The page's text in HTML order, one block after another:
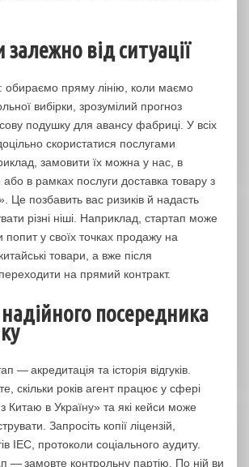
від ситуації
обираємо пряму лінію, коли маємо
вибірки, зрозумілий прогноз
подушку для авансу фабриці. У всіх
скористатися послугами
замовити їх можна у нас, в
в рамках послуги доставка товару з
Це позбавить вас ризиків й надасть
різні ніші. Наприклад, стартап може
попит у своїх точках продажу на
товари, а вже після
на прямий контракт.
посередника
— акредитація та історія відгуків.
скільки років агент працює у сфері
Китаю в Україну» та які кейси може
Запросіть копії ліцензій,
IEC, протоколи соціального аудиту.
— замовте контрольну партію. По ній ви